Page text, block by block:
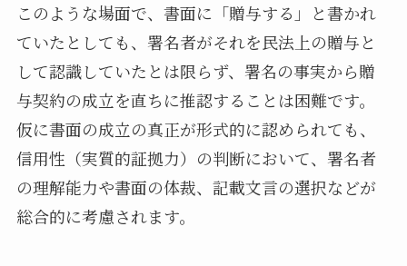
このような場面で、書面に「贈与する」と書かれ
ていたとしても、署名者がそれを民法上の贈与と
して認識していたとは限らず、署名の事実から贈
与契約の成立を直ちに推認することは困難です。
仮に書面の成立の真正が形式的に認められても、
信用性（実質的証拠力）の判断において、署名者
の理解能力や書面の体裁、記載文言の選択などが
総合的に考慮されます。